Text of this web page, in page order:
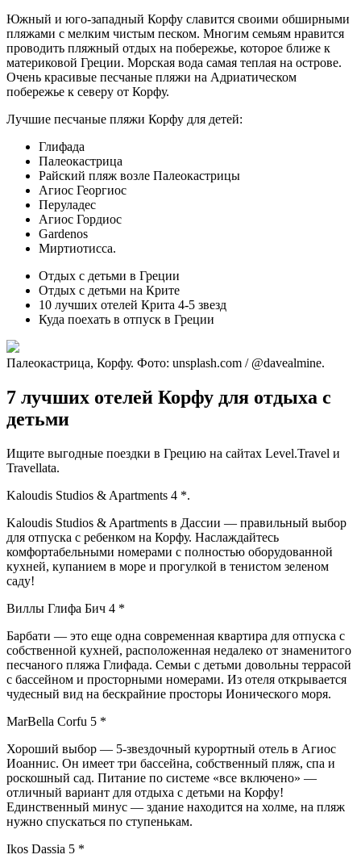
Южный и юго-западный Корфу славится своими обширными
пляжами с мелким чистым песком. Многим семьям нравится
проводить пляжный отдых на побережье, которое ближе к
материковой Греции. Морская вода самая теплая на острове.
Очень красивые песчаные пляжи на Адриатическом
побережье к северу от Корфу.
Лучшие песчаные пляжи Корфу для детей:
Глифада
Палеокастрица
Райский пляж возле Палеокастрицы
Агиос Георгиос
Перуладес
Агиос Гордиос
Gardenos
Миртиотисса.
Отдых с детьми в Греции
Отдых с детьми на Крите
10 лучших отелей Крита 4-5 звезд
Куда поехать в отпуск в Греции
Палеокастрица, Корфу. Фото: unsplash.com / @davealmine.
7 лучших отелей Корфу для отдыха с
детьми
Ищите выгодные поездки в Грецию на сайтах Level.Travel и
Travellata.
Kaloudis Studios & Apartments 4 *.
Kaloudis Studios & Apartments в Дассии — правильный выбор
для отпуска с ребенком на Корфу. Наслаждайтесь
комфортабельными номерами с полностью оборудованной
кухней, купанием в море и прогулкой в ​​тенистом зеленом
саду!
Виллы Глифа Бич 4 *
Барбати — это еще одна современная квартира для отпуска с
собственной кухней, расположенная недалеко от знаменитого
песчаного пляжа Глифада. Семьи с детьми довольны террасой
с бассейном и просторными номерами. Из отеля открывается
чудесный вид на бескрайние просторы Ионического моря.
MarBella Corfu 5 *
Хороший выбор — 5-звездочный курортный отель в Агиос
Иоаннис. Он имеет три бассейна, собственный пляж, спа и
роскошный сад. Питание по системе «все включено» —
отличный вариант для отдыха с детьми на Корфу!
Единственный минус — здание находится на холме, на пляж
нужно спускаться по ступенькам.
Ikos Dassia 5 *